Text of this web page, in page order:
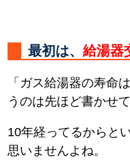
最初は、給湯器
「ガス給湯器の寿命
うのは先ほど書かせ
10年経ってるからと
思いませんよね。